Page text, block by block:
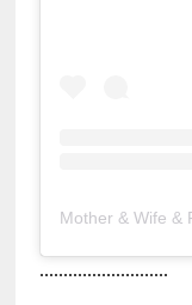
...........................